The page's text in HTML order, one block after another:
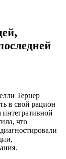
Тернер
в свой рацион
что